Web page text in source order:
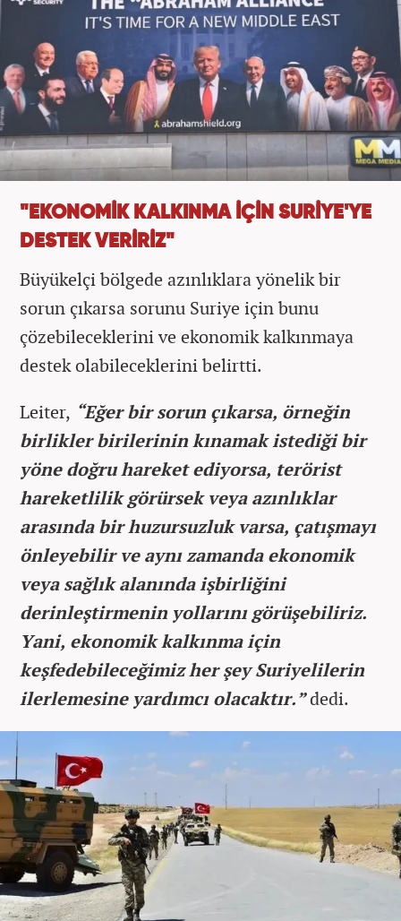
"EKONOMİK KALKINMA İÇİN SURİYE'YE
DESTEK VERİRİZ"
Büyükelçi bölgede azınlıklara yönelik bir
sorun çıkarsa sorunu Suriye için bunu
çözebileceklerini ve ekonomik kalkınmaya
destek olabileceklerini belirtti.
Leiter, “Eğer bir sorun çıkarsa, örneğin
birlikler birilerinin kınamak istediği bir
yöne doğru hareket ediyorsa, terörist
hareketlilik görürsek veya azınlıklar
arasında bir huzursuzluk varsa, çatışmayı
önleyebilir ve aynı zamanda ekonomik
veya sağlık alanında işbirliğini
derinleştirmenin yollarını görüşebiliriz.
Yani, ekonomik kalkınma için
keşfedebileceğimiz her şey Suriyelilerin
ilerlemesine yardımcı olacaktır.”dedi.